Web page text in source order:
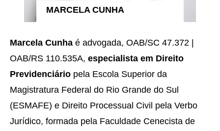
MARCELA CUNHA
Marcela Cunha é advogada, OAB/SC 47.372 |
OAB/RS 110.535A, especialista em Direito
Previdenciário pela Escola Superior da
Magistratura Federal do Rio Grande do Sul
(ESMAFE) e Direito Processual Civil pela Verbo
Jurídico, formada pela Faculdade Cenecista de